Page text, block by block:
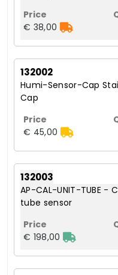
€ 38,00
132002
Humi-Sensor-Cap
Cap
€ 45,00
132003
AP-CAL-UNIT-TUBE
tube sensor
€ 198,00